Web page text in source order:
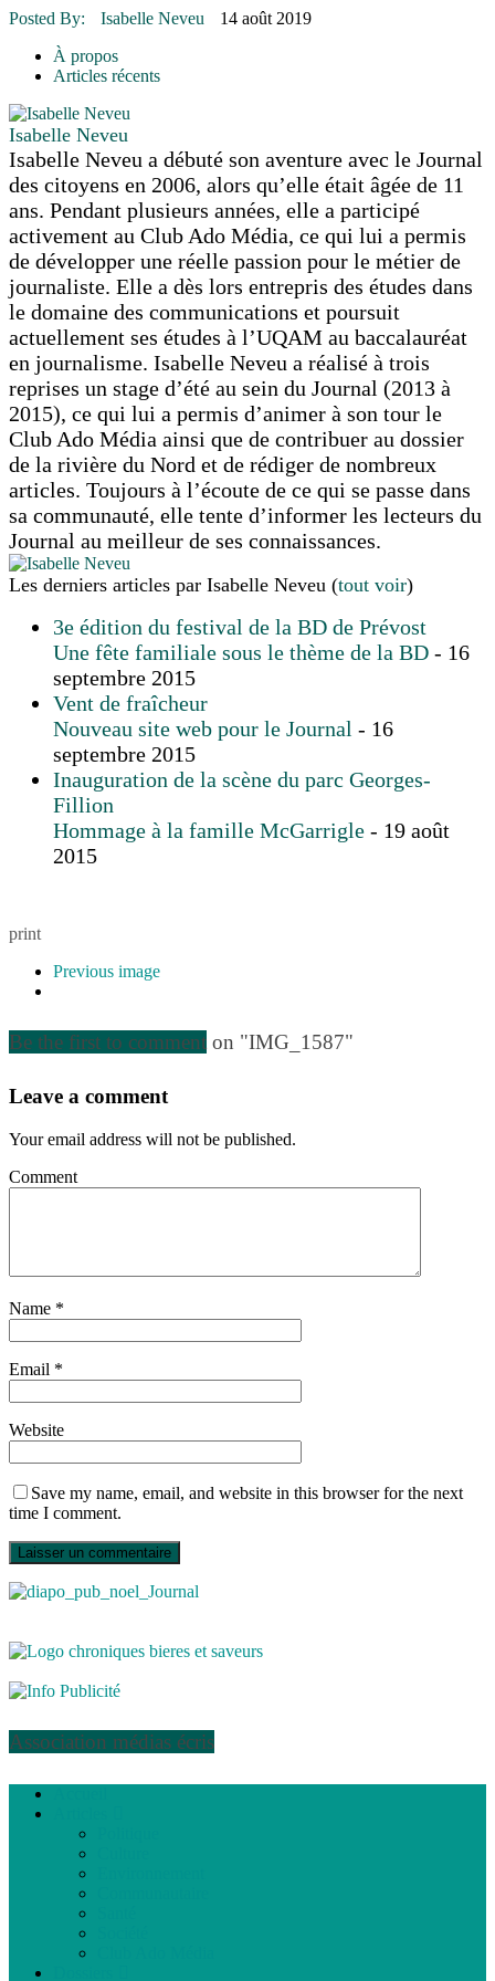
16 juillet 2026 | CULTURE
16 juillet 2026
16 juillet 2026
16 juillet 2026 |
Posted By: Isabelle Neveu
14 août 2019
À propos
Articles récents
Isabelle Neveu
Isabelle Neveu a débuté son aventure avec le Journal
des citoyens en 2006, alors qu’elle était âgée de 11
ans. Pendant plusieurs années, elle a participé
activement au Club Ado Média, ce qui lui a permis
de développer une réelle passion pour le métier de
journaliste. Elle a dès lors entrepris des études dans
le domaine des communications et poursuit
actuellement ses études à l’UQAM au baccalauréat
en journalisme. Isabelle Neveu a réalisé à trois
reprises un stage d’été au sein du Journal (2013 à
2015), ce qui lui a permis d’animer à son tour le
Club Ado Média ainsi que de contribuer au dossier
de la rivière du Nord et de rédiger de nombreux
articles. Toujours à l’écoute de ce qui se passe dans
sa communauté, elle tente d’informer les lecteurs du
Journal au meilleur de ses connaissances.
Les derniers articles par Isabelle Neveu (tout voir)
3e édition du festival de la BD de Prévost
Une fête familiale sous le thème de la BD - 16
septembre 2015
Vent de fraîcheur
Nouveau site web pour le Journal - 16
septembre 2015
Inauguration de la scène du parc Georges-
Fillion
Hommage à la famille McGarrigle - 19 août
2015
print
Previous image
Be the first to comment on "IMG_1587"
Leave a comment
Your email address will not be published.
Comment
Name *
Email *
Website
Save my name, email, and website in this browser for the next
time I comment.
Association médias écris